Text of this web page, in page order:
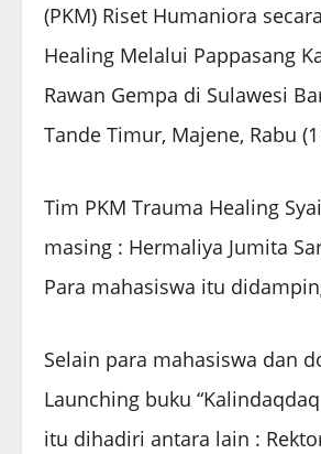
(PKM) Riset Humaniora
Healing Melalui Pappasang
Rawan Gempa di Sulawesi
Tande Timur, Majene, Rabu
Tim PKM Trauma Healing
masing : Hermaliya Jumita
Para mahasiswa itu
Selain para mahasiswa dan
Launching buku
itu dihadiri antara lain :